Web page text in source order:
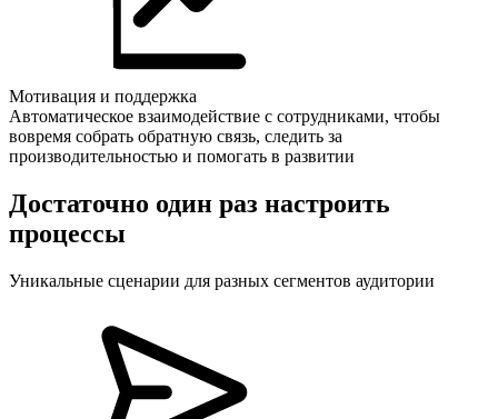
Мотивация и поддержка
Автоматическое взаимодействие с сотрудниками, чтобы
вовремя собрать обратную связь, следить за
производительностью и помогать в развитии
Достаточно один раз настроить
процессы
Уникальные сценарии для разных сегментов аудитории